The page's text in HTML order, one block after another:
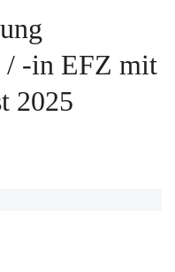
/ -in EFZ mit
2025